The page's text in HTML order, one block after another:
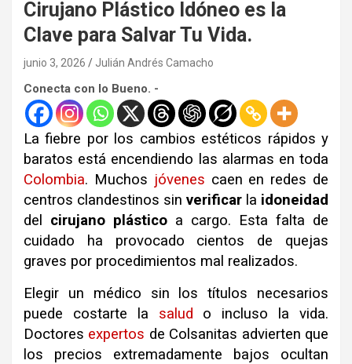
Cirujano Plástico Idóneo es la
Clave para Salvar Tu Vida.
junio 3, 2026 Julián Andrés Camacho
Conecta con lo Bueno. -
La fiebre por los cambios estéticos rápidos y
baratos está encendiendo las alarmas en toda
Colombia. Muchos jóvenes caen en redes de
centros clandestinos sin verificar la idoneidad
del cirujano plástico a cargo. Esta falta de
cuidado ha provocado cientos de quejas
graves por procedimientos mal realizados.
Elegir un médico sin los títulos necesarios
puede costarte la salud o incluso la vida.
Doctores expertos de Colsanitas advierten que
los precios extremadamente bajos ocultan